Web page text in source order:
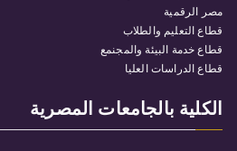
مصر الرقمية
قطاع التعليم والطلاب
قطاع خدمة البيئة والمجنمع
قطاع الدراسات العليا
الكلية بالجامعات المصرية